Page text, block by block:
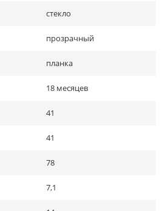
стекло
прозрачный
планка
18 месяцев
41
41
78
7,1